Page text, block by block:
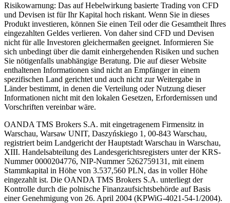
Risikowarnung: Das auf Hebelwirkung basierte Trading von CFD
und Devisen ist für Ihr Kapital hoch riskant. Wenn Sie in dieses
Produkt investieren, können Sie einen Teil oder die Gesamtheit Ihres
eingezahlten Geldes verlieren. Von daher sind CFD und Devisen
nicht für alle Investoren gleichermaßen geeignet. Informieren Sie
sich unbedingt über die damit einhergehenden Risiken und suchen
Sie nötigenfalls unabhängige Beratung. Die auf dieser Website
enthaltenen Informationen sind nicht an Empfänger in einem
spezifischen Land gerichtet und auch nicht zur Weitergabe in
Länder bestimmt, in denen die Verteilung oder Nutzung dieser
Informationen nicht mit den lokalen Gesetzen, Erfordernissen und
Vorschriften vereinbar wäre.
OANDA TMS Brokers S.A. mit eingetragenem Firmensitz in
Warschau, Warsaw UNIT, Daszyńskiego 1, 00-843 Warschau,
registriert beim Landgericht der Hauptstadt Warschau in Warschau,
XIII. Handelsabteilung des Landesgerichtsregisters unter der KRS-
Nummer 0000204776, NIP-Nummer 5262759131, mit einem
Stammkapital in Höhe von 3.537,560 PLN, das in voller Höhe
eingezahlt ist. Die OANDA TMS Brokers S.A. unterliegt der
Kontrolle durch die polnische Finanzaufsichtsbehörde auf Basis
einer Genehmigung von 26. April 2004 (KPWiG-4021-54-1/2004).